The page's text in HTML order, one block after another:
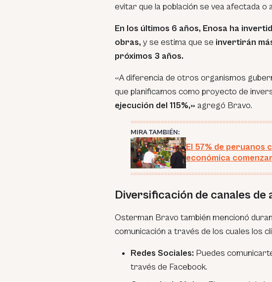
evitar que la población se vea afectada o
En los últimos 6 años, Enosa ha
obras, y se estima que se invertirán
próximos 3 años.
«A diferencia de otros organismos
que planificamos como proyecto de
ejecución del 115%,» agregó Bravo.
MIRA TAMBIÉN:
El 57% de peruanos
económica
Diversificación de canales de
Osterman Bravo también mencionó
comunicación a través de los cuales los
Redes Sociales: Puedes
través de Facebook.